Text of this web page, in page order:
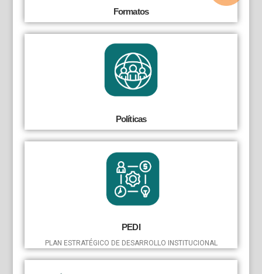
Formatos
Políticas
PEDI
PLAN ESTRATÉGICO DE DESARROLLO INSTITUCIONAL